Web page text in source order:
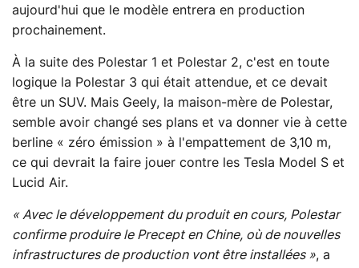
aujourd'hui que le modèle entrera en production
prochainement.
À la suite des Polestar 1 et Polestar 2, c'est en toute
logique la Polestar 3 qui était attendue, et ce devait
être un SUV. Mais Geely, la maison-mère de Polestar,
semble avoir changé ses plans et va donner vie à cette
berline « zéro émission » à l'empattement de 3,10 m,
ce qui devrait la faire jouer contre les Tesla Model S et
Lucid Air.
« Avec le développement du produit en cours, Polestar
confirme produire le Precept en Chine, où de nouvelles
infrastructures de production vont être installées », a